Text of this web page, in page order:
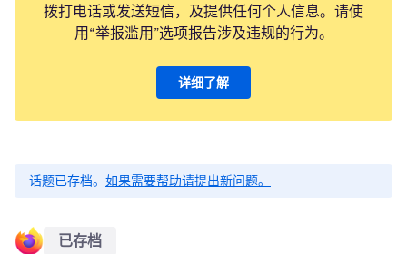
拨打电话或发送短信，及提供任何个人信息。请使
用“举报滥用”选项报告涉及违规的行为。
详细了解
话题已存档。 如果需要帮助请提出新问题。
已存档